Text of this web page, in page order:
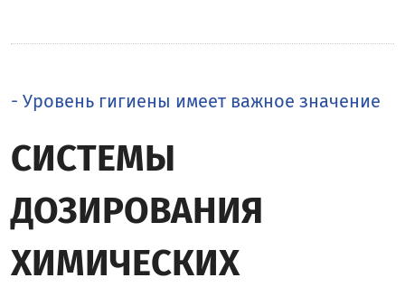
- Уровень гигиены имеет важное значение
СИСТЕМЫ
ДОЗИРОВАНИЯ
ХИМИЧЕСКИХ